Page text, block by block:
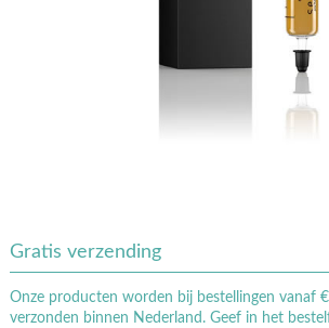
Gratis verzending
Onze producten worden bij bestellingen vanaf
verzonden binnen Nederland. Geef in het